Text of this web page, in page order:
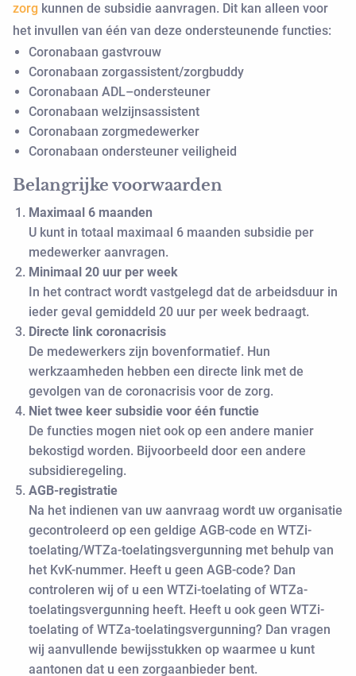
zorg kunnen de subsidie aanvragen. Dit kan alleen voor
het invullen van één van deze ondersteunende functies:
Coronabaan gastvrouw
Coronabaan zorgassistent/zorgbuddy
Coronabaan ADL–ondersteuner
Coronabaan welzijnsassistent
Coronabaan zorgmedewerker
Coronabaan ondersteuner veiligheid
Belangrijke voorwaarden
Maximaal 6 maanden
U kunt in totaal maximaal 6 maanden subsidie per
medewerker aanvragen.
Minimaal 20 uur per week
In het contract wordt vastgelegd dat de arbeidsduur in
ieder geval gemiddeld 20 uur per week bedraagt.
Directe link coronacrisis
De medewerkers zijn bovenformatief. Hun
werkzaamheden hebben een directe link met de
gevolgen van de coronacrisis voor de zorg.
Niet twee keer subsidie voor één functie
De functies mogen niet ook op een andere manier
bekostigd worden. Bijvoorbeeld door een andere
subsidieregeling.
AGB-registratie
Na het indienen van uw aanvraag wordt uw organisatie
gecontroleerd op een geldige AGB-code en WTZi-
toelating/WTZa-toelatingsvergunning met behulp van
het KvK-nummer. Heeft u geen AGB-code? Dan
controleren wij of u een WTZi-toelating of WTZa-
toelatingsvergunning heeft. Heeft u ook geen WTZi-
toelating of WTZa-toelatingsvergunning? Dan vragen
wij aanvullende bewijsstukken op waarmee u kunt
aantonen dat u een zorgaanbieder bent.